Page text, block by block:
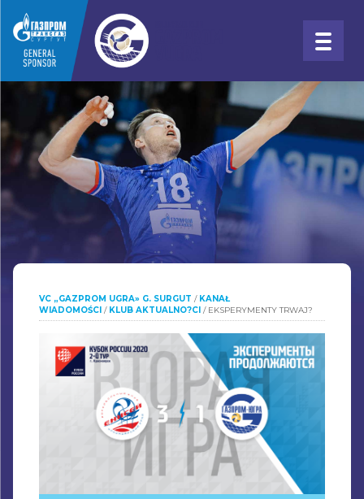
VC „GAZPROM UGRA» G. SURGUT / KANAŁ
WIADOMOŚCI / KLUB AKTUALNO?CI / EKSPERYMENTY TRWAJ?